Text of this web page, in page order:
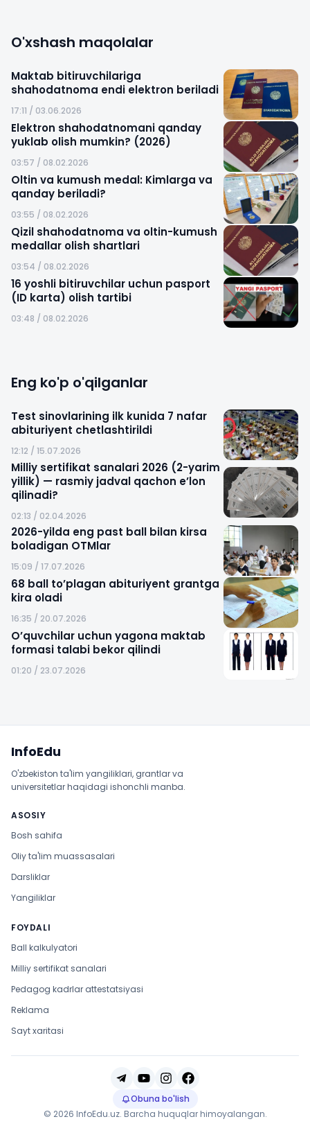
O'xshash maqolalar
Maktab bitiruvchilariga
shahodatnoma endi elektron beriladi
17:11 / 03.06.2026
Elektron shahodatnomani qanday
yuklab olish mumkin? (2026)
03:57 / 08.02.2026
Oltin va kumush medal: Kimlarga va
qanday beriladi?
03:55 / 08.02.2026
Qizil shahodatnoma va oltin-kumush
medallar olish shartlari
03:54 / 08.02.2026
16 yoshli bitiruvchilar uchun pasport
(ID karta) olish tartibi
03:48 / 08.02.2026
Eng ko'p o'qilganlar
Test sinovlarining ilk kunida 7 nafar
abituriyent chetlashtirildi
12:12 / 15.07.2026
Milliy sertifikat sanalari 2026 (2-yarim
yillik) — rasmiy jadval qachon e’lon
qilinadi?
02:13 / 02.04.2026
2026-yilda eng past ball bilan kirsa
boladigan OTMlar
15:09 / 17.07.2026
68 ball to’plagan abituriyent grantga
kira oladi
16:35 / 20.07.2026
O’quvchilar uchun yagona maktab
formasi talabi bekor qilindi
01:20 / 23.07.2026
InfoEdu
O'zbekiston ta'lim yangiliklari, grantlar va
universitetlar haqidagi ishonchli manba.
ASOSIY
Bosh sahifa
Oliy ta'lim muassasalari
Darsliklar
Yangiliklar
FOYDALI
Ball kalkulyatori
Milliy sertifikat sanalari
Pedagog kadrlar attestatsiyasi
Reklama
Sayt xaritasi
Obuna bo'lish
© 2026 InfoEdu.uz. Barcha huquqlar himoyalangan.